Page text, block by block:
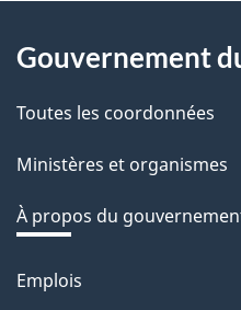
About
this
site
Gouvernement
Toutes les coordonnées
Ministères et organismes
À propos du
Thèmes
Emplois